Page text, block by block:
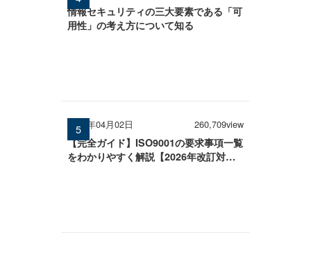
情報セキュリティの三大要素である「可
用性」の考え方について知る
2026年04月02日 260,709view
【完全ガイド】ISO9001の要求事項一覧
をわかりやすく解説【2026年改訂対